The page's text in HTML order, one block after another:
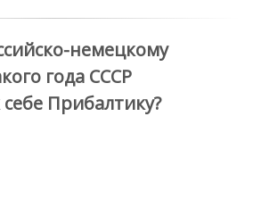
немецкому
года СССР
Прибалтику?